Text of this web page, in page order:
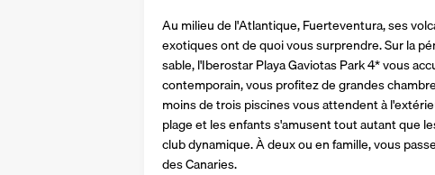
Au milieu de l'Atlantique, Fuerteventura, ses
exotiques ont de quoi vous surprendre. Sur la
sable, l'Iberostar Playa Gaviotas Park 4* vous
contemporain, vous profitez de grandes
moins de trois piscines vous attendent à
plage et les enfants s'amusent tout autant que
club dynamique. À deux ou en famille, vous
des Canaries.